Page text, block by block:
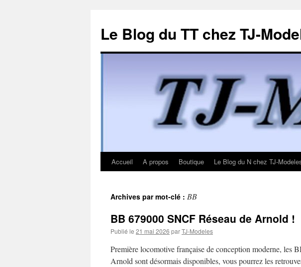
Le Blog du TT chez TJ-
Aller
contenu
Accueil A propos Boutique Le Blog du N chez TJ-
Archives par mot-clé : BB
BB 679000 SNCF Réseau de Arnold !
Publié le 21 mai 2026 parTJ-Modeles
Première locomotive française de conception moderne, les
Arnold sont désormais disponibles, vous pourrez les